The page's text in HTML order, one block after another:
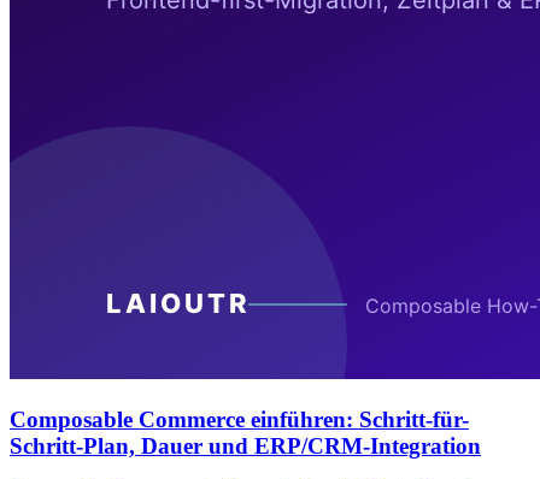
Composable Commerce einführen: Schritt-für-
Schritt-Plan, Dauer und ERP/CRM-Integration